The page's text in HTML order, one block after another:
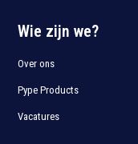
Wie zijn we?
Over ons
Pype Products
Vacatures